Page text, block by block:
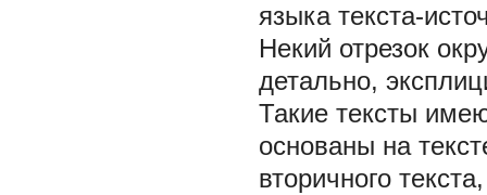
языка текста-
Некий отрезок
детально,
Такие тексты
основаны на
вторичного